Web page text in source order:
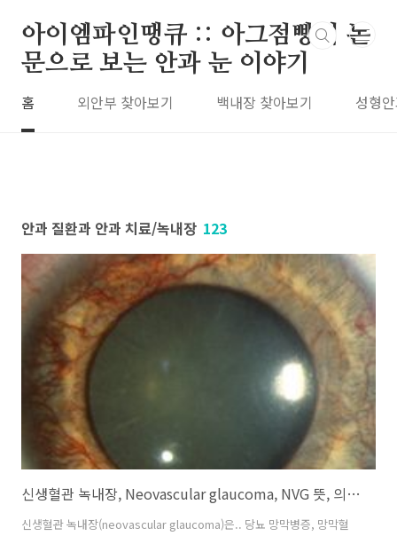
아이엠파인땡큐 :: 아그점빵의 논
문으로 보는 안과 눈 이야기
홈 외안부 찾아보기 백내장 찾아보기 성형
안과 질환과 안과 치료/녹내장 123
신생혈관 녹내장, Neovascular glaucoma, NVG 뜻, 의미, 원인 질환, 기전, 발생이유
신생혈관 녹내장(neovascular glaucoma)은.. 당뇨 망막병증, 망막혈